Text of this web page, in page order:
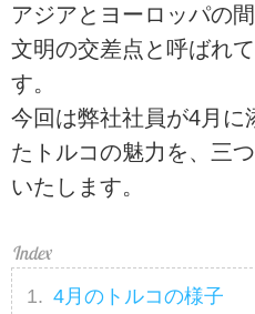
アジアとヨーロッパの
文明の交差点と呼ばれ
す。
今回は弊社社員が4月に
たトルコの魅力を、三
いたします。
4月のトルコの様子